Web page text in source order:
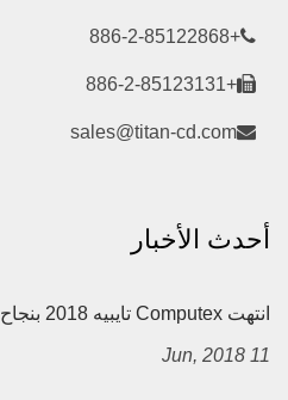
+886-2-85122868
+886-2-85123131
sales@titan-cd.com
أحدث الأخبار
انتهت Computex تايبيه 2018 بنجاح كبير
11 Jun, 2018